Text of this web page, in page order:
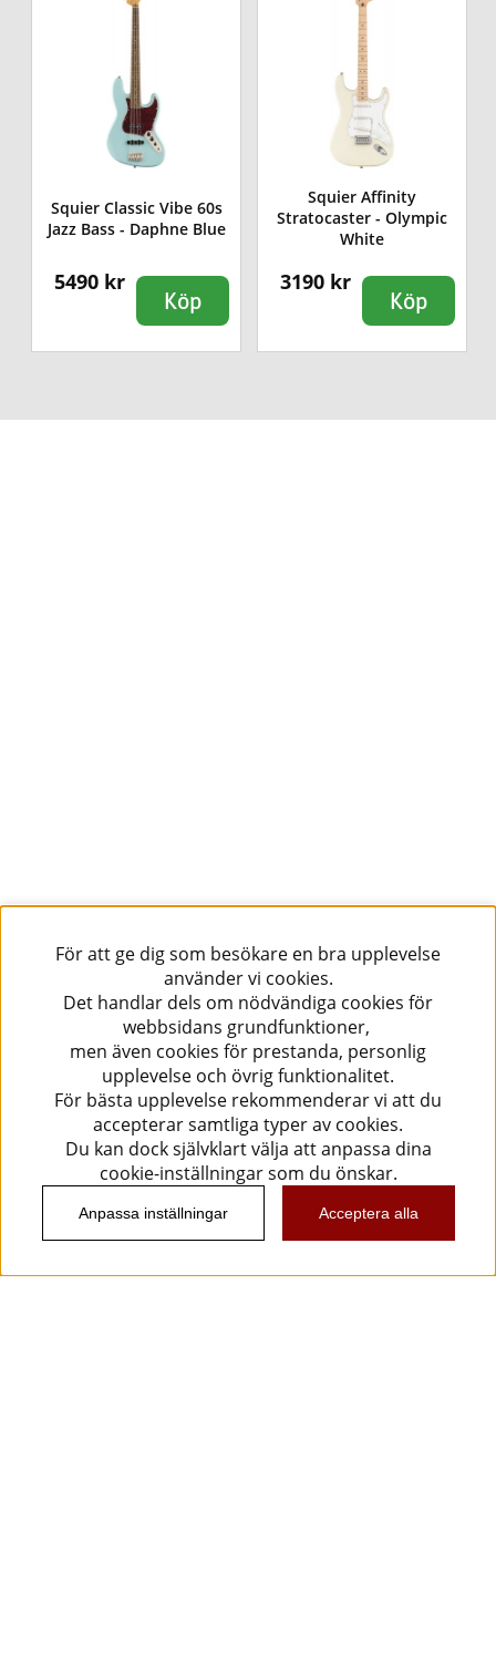
Squier Classic Vibe 60s
Jazz Bass - Daphne Blue
5490 kr
Köp
Squier Affinity
Stratocaster - Olympic
White
3190 kr
Köp
För att ge dig som besökare en bra upplevelse
använder vi cookies.
Det handlar dels om nödvändiga cookies för
webbsidans grundfunktioner,
men även cookies för prestanda, personlig
upplevelse och övrig funktionalitet.
För bästa upplevelse rekommenderar vi att du
accepterar samtliga typer av cookies.
Du kan dock självklart välja att anpassa dina
cookie-inställningar som du önskar.
Anpassa inställningar Acceptera alla